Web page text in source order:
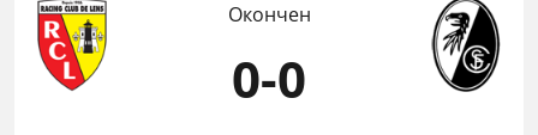
Окончен
0-0